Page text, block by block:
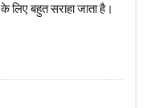
लिए बहुत सराहा जाता है।